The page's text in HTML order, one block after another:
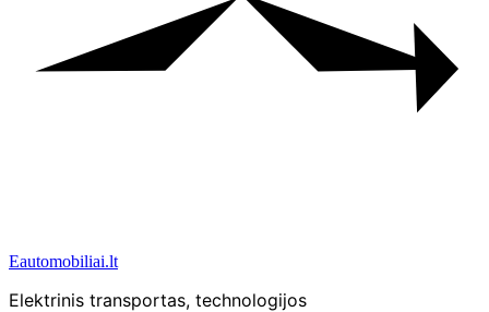
Eautomobiliai.lt
Elektrinis transportas, technologijos